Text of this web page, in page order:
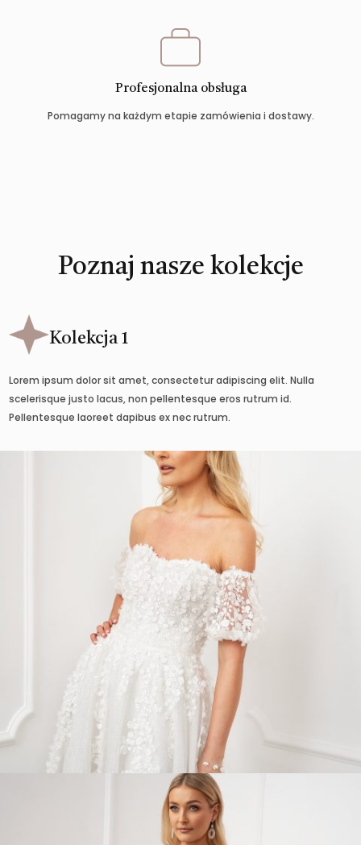
Profesjonalna obsługa
Pomagamy na każdym etapie zamówienia i dostawy.
Poznaj nasze kolekcje
Kolekcja 1
Lorem ipsum dolor sit amet, consectetur adipiscing elit. Nulla
scelerisque justo lacus, non pellentesque eros rutrum id.
Pellentesque laoreet dapibus ex nec rutrum.